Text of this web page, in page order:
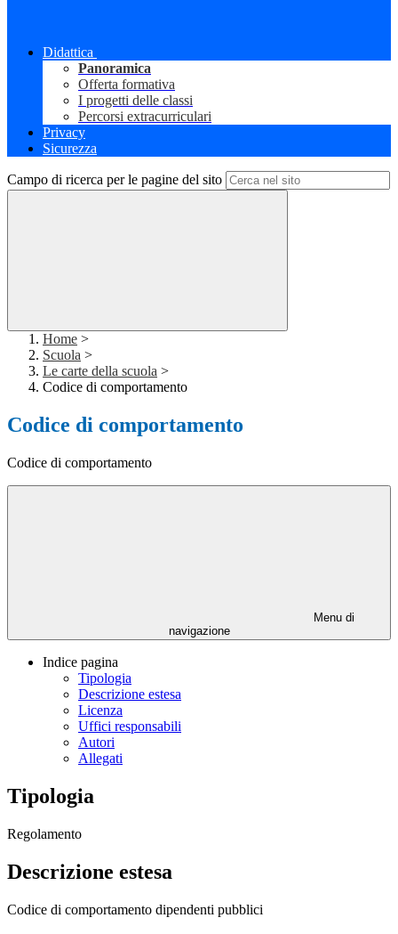
Didattica
Panoramica
Offerta formativa
I progetti delle classi
Percorsi extracurriculari
Privacy
Sicurezza
Campo di ricerca per le pagine del sito
Home >
Scuola >
Le carte della scuola >
Codice di comportamento
Codice di comportamento
Codice di comportamento
Menu di
navigazione
Indice pagina
Tipologia
Descrizione estesa
Licenza
Uffici responsabili
Autori
Allegati
Tipologia
Regolamento
Descrizione estesa
Codice di comportamento dipendenti pubblici